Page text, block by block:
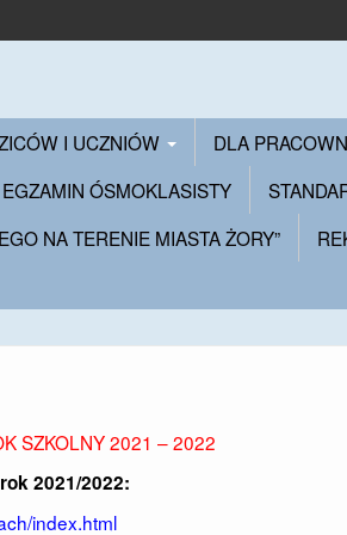
I UCZNIÓW DLA
EGZAMIN ÓSMOKLASISTY
NA TERENIE MIASTA ŻORY”
SZKOLNY 2021 – 2022
2021/2022:
index.html